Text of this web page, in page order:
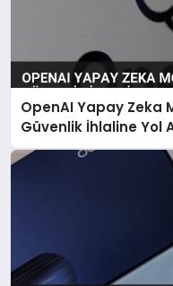
OpenAI Yapay Zeka
Güvenlik İhlaline Yol